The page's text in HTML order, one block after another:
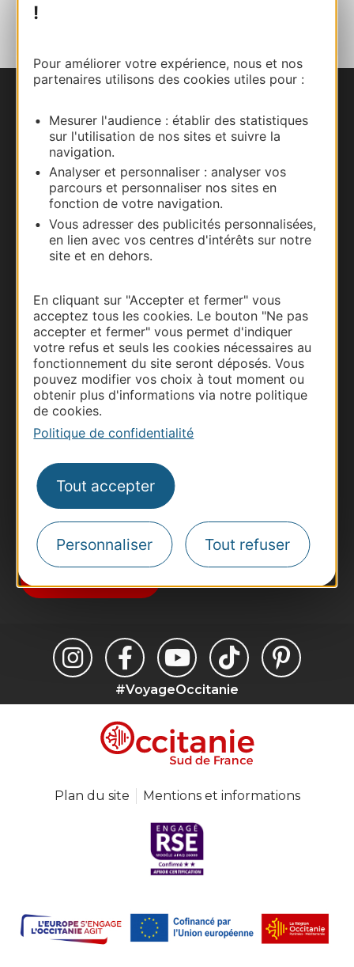
!
Pour améliorer votre expérience, nous et nos
partenaires utilisons des cookies utiles pour :
Mesurer l'audience : établir des statistiques
sur l'utilisation de nos sites et suivre la
navigation.
Analyser et personnaliser : analyser vos
parcours et personnaliser nos sites en
fonction de votre navigation.
Vous adresser des publicités personnalisées,
en lien avec vos centres d'intérêts sur notre
site et en dehors.
En cliquant sur "Accepter et fermer" vous
acceptez tous les cookies. Le bouton "Ne pas
accepter et fermer" vous permet d'indiquer
votre refus et seuls les cookies nécessaires au
fonctionnement du site seront déposés. Vous
pouvez modifier vos choix à tout moment ou
obtenir plus d'informations via notre politique
de cookies.
Politique de confidentialité
Tout accepter
Personnaliser Tout refuser
Carte interactive
Documentation
Thermalisme
Business/Mice
Pros d'Occitanie
Site presse et d'influence
Voyagistes
Destination Sport
Inscrivez-vous à la lettre d'information
Destination Occitanie pour recevoir des
suggestions de séjours, de visites et de sorties.
#VoyageOccitanie
Plan du site Mentions et informations